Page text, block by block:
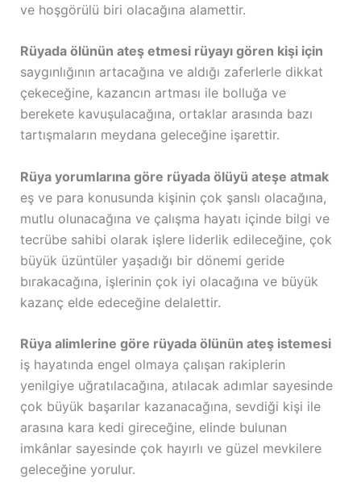
ve hoşgörülü biri olacağına alamettir.
Rüyada ölünün ateş etmesi rüyayı gören kişi için
saygınlığının artacağına ve aldığı zaferlerle dikkat
çekeceğine, kazancın artması ile bolluğa ve
berekete kavuşulacağına, ortaklar arasında bazı
tartışmaların meydana geleceğine işarettir.
Rüya yorumlarına göre rüyada ölüyü ateşe atmak
eş ve para konusunda kişinin çok şanslı olacağına,
mutlu olunacağına ve çalışma hayatı içinde bilgi ve
tecrübe sahibi olarak işlere liderlik edileceğine, çok
büyük üzüntüler yaşadığı bir dönemi geride
bırakacağına, işlerinin çok iyi olacağına ve büyük
kazanç elde edeceğine delalettir.
Rüya alimlerine göre rüyada ölünün ateş istemesi
iş hayatında engel olmaya çalışan rakiplerin
yenilgiye uğratılacağına, atılacak adımlar sayesinde
çok büyük başarılar kazanacağına, sevdiği kişi ile
arasına kara kedi gireceğine, elinde bulunan
imkânlar sayesinde çok hayırlı ve güzel mevkilere
geleceğine yorulur.